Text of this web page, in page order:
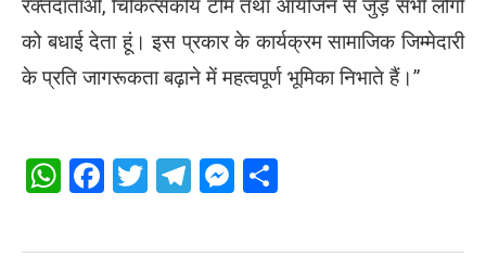
रक्तदाताओं, चिकित्सकीय टीम तथा आयोजन से जुड़े सभी लोगों
को बधाई देता हूं। इस प्रकार के कार्यक्रम सामाजिक जिम्मेदारी
के प्रति जागरूकता बढ़ाने में महत्वपूर्ण भूमिका निभाते हैं।”
WhatsApp
Facebook
Twitter
Telegram
Messenger